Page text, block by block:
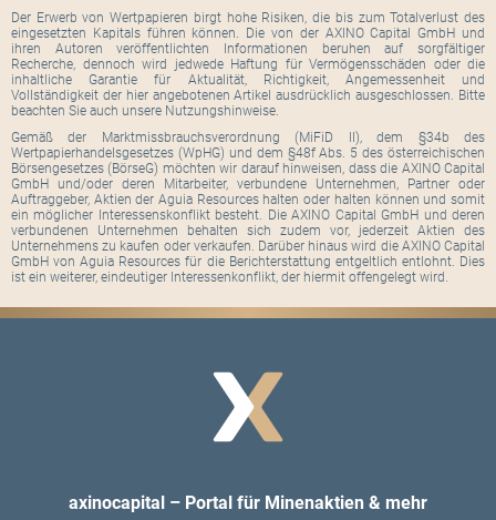
Der Erwerb von Wertpapieren birgt hohe Risiken, die bis zum Totalverlust des
eingesetzten Kapitals führen können. Die von der AXINO Capital GmbH und
ihren Autoren veröffentlichten Informationen beruhen auf sorgfältiger
Recherche, dennoch wird jedwede Haftung für Vermögensschäden oder die
inhaltliche Garantie für Aktualität, Richtigkeit, Angemessenheit und
Vollständigkeit der hier angebotenen Artikel ausdrücklich ausgeschlossen. Bitte
beachten Sie auch unsere Nutzungshinweise.
Gemäß der Marktmissbrauchsverordnung (MiFiD II), dem §34b des
Wertpapierhandelsgesetzes (WpHG) und dem §48f Abs. 5 des österreichischen
Börsengesetzes (BörseG) möchten wir darauf hinweisen, dass die AXINO Capital
GmbH und/oder deren Mitarbeiter, verbundene Unternehmen, Partner oder
Auftraggeber, Aktien der Aguia Resources halten oder halten können und somit
ein möglicher Interessenskonflikt besteht. Die AXINO Capital GmbH und deren
verbundenen Unternehmen behalten sich zudem vor, jederzeit Aktien des
Unternehmens zu kaufen oder verkaufen. Darüber hinaus wird die AXINO Capital
GmbH von Aguia Resources für die Berichterstattung entgeltlich entlohnt. Dies
ist ein weiterer, eindeutiger Interessenkonflikt, der hiermit offengelegt wird.
axinocapital – Portal für Minenaktien & mehr